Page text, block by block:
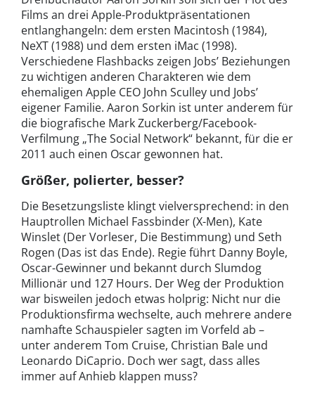
Films an drei Apple-Produktpräsentationen
entlanghangeln: dem ersten Macintosh (1984),
NeXT (1988) und dem ersten iMac (1998).
Verschiedene Flashbacks zeigen Jobs’ Beziehungen
zu wichtigen anderen Charakteren wie dem
ehemaligen Apple CEO John Sculley und Jobs’
eigener Familie. Aaron Sorkin ist unter anderem für
die biografische Mark Zuckerberg/Facebook-
Verfilmung „The Social Network“ bekannt, für die er
2011 auch einen Oscar gewonnen hat.
Größer, polierter, besser?
Die Besetzungsliste klingt vielversprechend: in den
Hauptrollen Michael Fassbinder (X-Men), Kate
Winslet (Der Vorleser, Die Bestimmung) und Seth
Rogen (Das ist das Ende). Regie führt Danny Boyle,
Oscar-Gewinner und bekannt durch Slumdog
Millionär und 127 Hours. Der Weg der Produktion
war bisweilen jedoch etwas holprig: Nicht nur die
Produktionsfirma wechselte, auch mehrere andere
namhafte Schauspieler sagten im Vorfeld ab –
unter anderem Tom Cruise, Christian Bale und
Leonardo DiCaprio. Doch wer sagt, dass alles
immer auf Anhieb klappen muss?